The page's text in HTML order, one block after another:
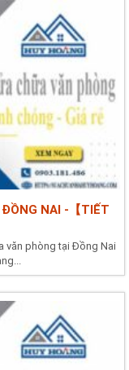
ĐỒNG NAI -【TIẾT
văn phòng tại Đồng Nai